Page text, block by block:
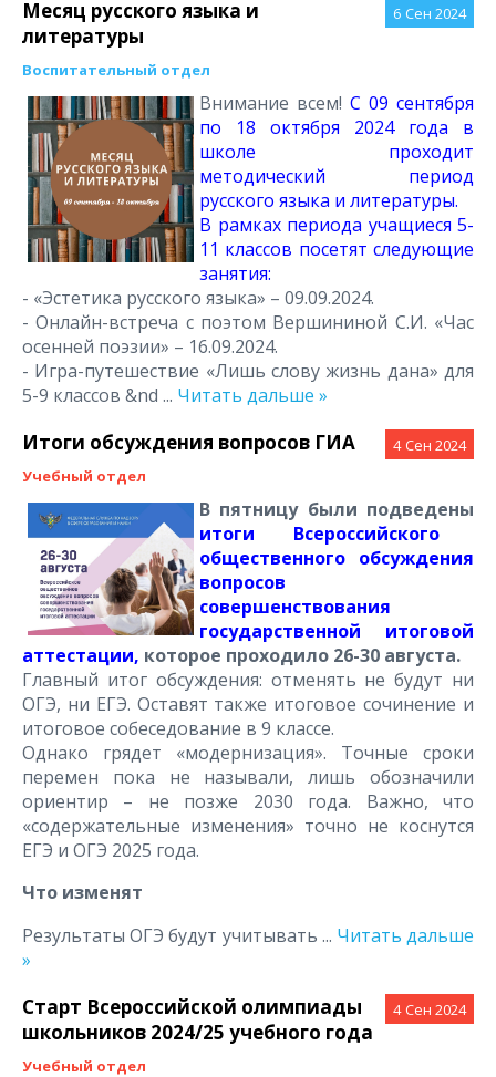
6 Сен 2024
Месяц русского языка и
литературы
Воспитательный отдел
Внимание всем! С 09 сентября
по 18 октября 2024 года в
школе проходит
методический период
русского языка и литературы.
В рамках периода учащиеся 5-
11 классов посетят следующие
занятия:
- «Эстетика русского языка» – 09.09.2024.
- Онлайн-встреча с поэтом Вершининой С.И. «Час
осенней поэзии» – 16.09.2024.
- Игра-путешествие «Лишь слову жизнь дана» для
5-9 классов &nd ... Читать дальше »
4 Сен 2024
Итоги обсуждения вопросов ГИА
Учебный отдел
В пятницу были подведены
итоги Всероссийского
общественного обсуждения
вопросов
совершенствования
государственной итоговой
аттестации, которое проходило 26-30 августа.
Главный итог обсуждения: отменять не будут ни
ОГЭ, ни ЕГЭ. Оставят также итоговое сочинение и
итоговое собеседование в 9 классе.
Однако грядет «модернизация». Точные сроки
перемен пока не называли, лишь обозначили
ориентир – не позже 2030 года. Важно, что
«содержательные изменения» точно не коснутся
ЕГЭ и ОГЭ 2025 года.
Что изменят
Результаты ОГЭ будут учитывать ... Читать дальше
»
4 Сен 2024
Старт Всероссийской олимпиады
школьников 2024/25 учебного года
Учебный отдел